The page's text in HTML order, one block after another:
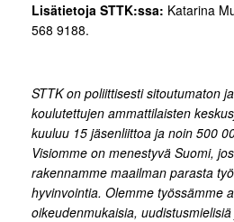
Lisätietoja STTK:ssa: Katarina
568 9188.
STTK on poliittisesti sitoutumaton
koulutettujen ammattilaisten
kuuluu 15 jäsenliittoa ja noin 500
Visiomme on menestyvä Suomi,
rakennamme maailman parasta
hyvinvointia. Olemme työssämme
oikeudenmukaisia,